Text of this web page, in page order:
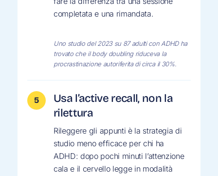
completata e una rimandata.
Uno studio del 2023 su 87 adulti con ADHD ha
trovato che il body doubling riduceva la
procrastinazione autoriferita di circa il 30%.
Usa l’active recall, non la
rilettura
Rileggere gli appunti è la strategia di
studio meno efficace per chi ha
ADHD: dopo pochi minuti l’attenzione
cala e il cervello legge in modalità